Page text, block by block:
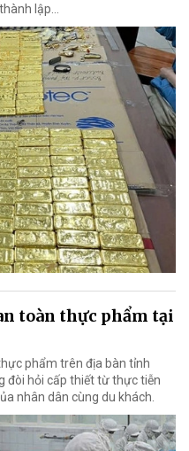
lập…
toàn thực phẩm tại
phẩm trên địa bàn tỉnh
đòi hỏi cấp thiết từ thực tiễn
nhân dân cùng du khách.